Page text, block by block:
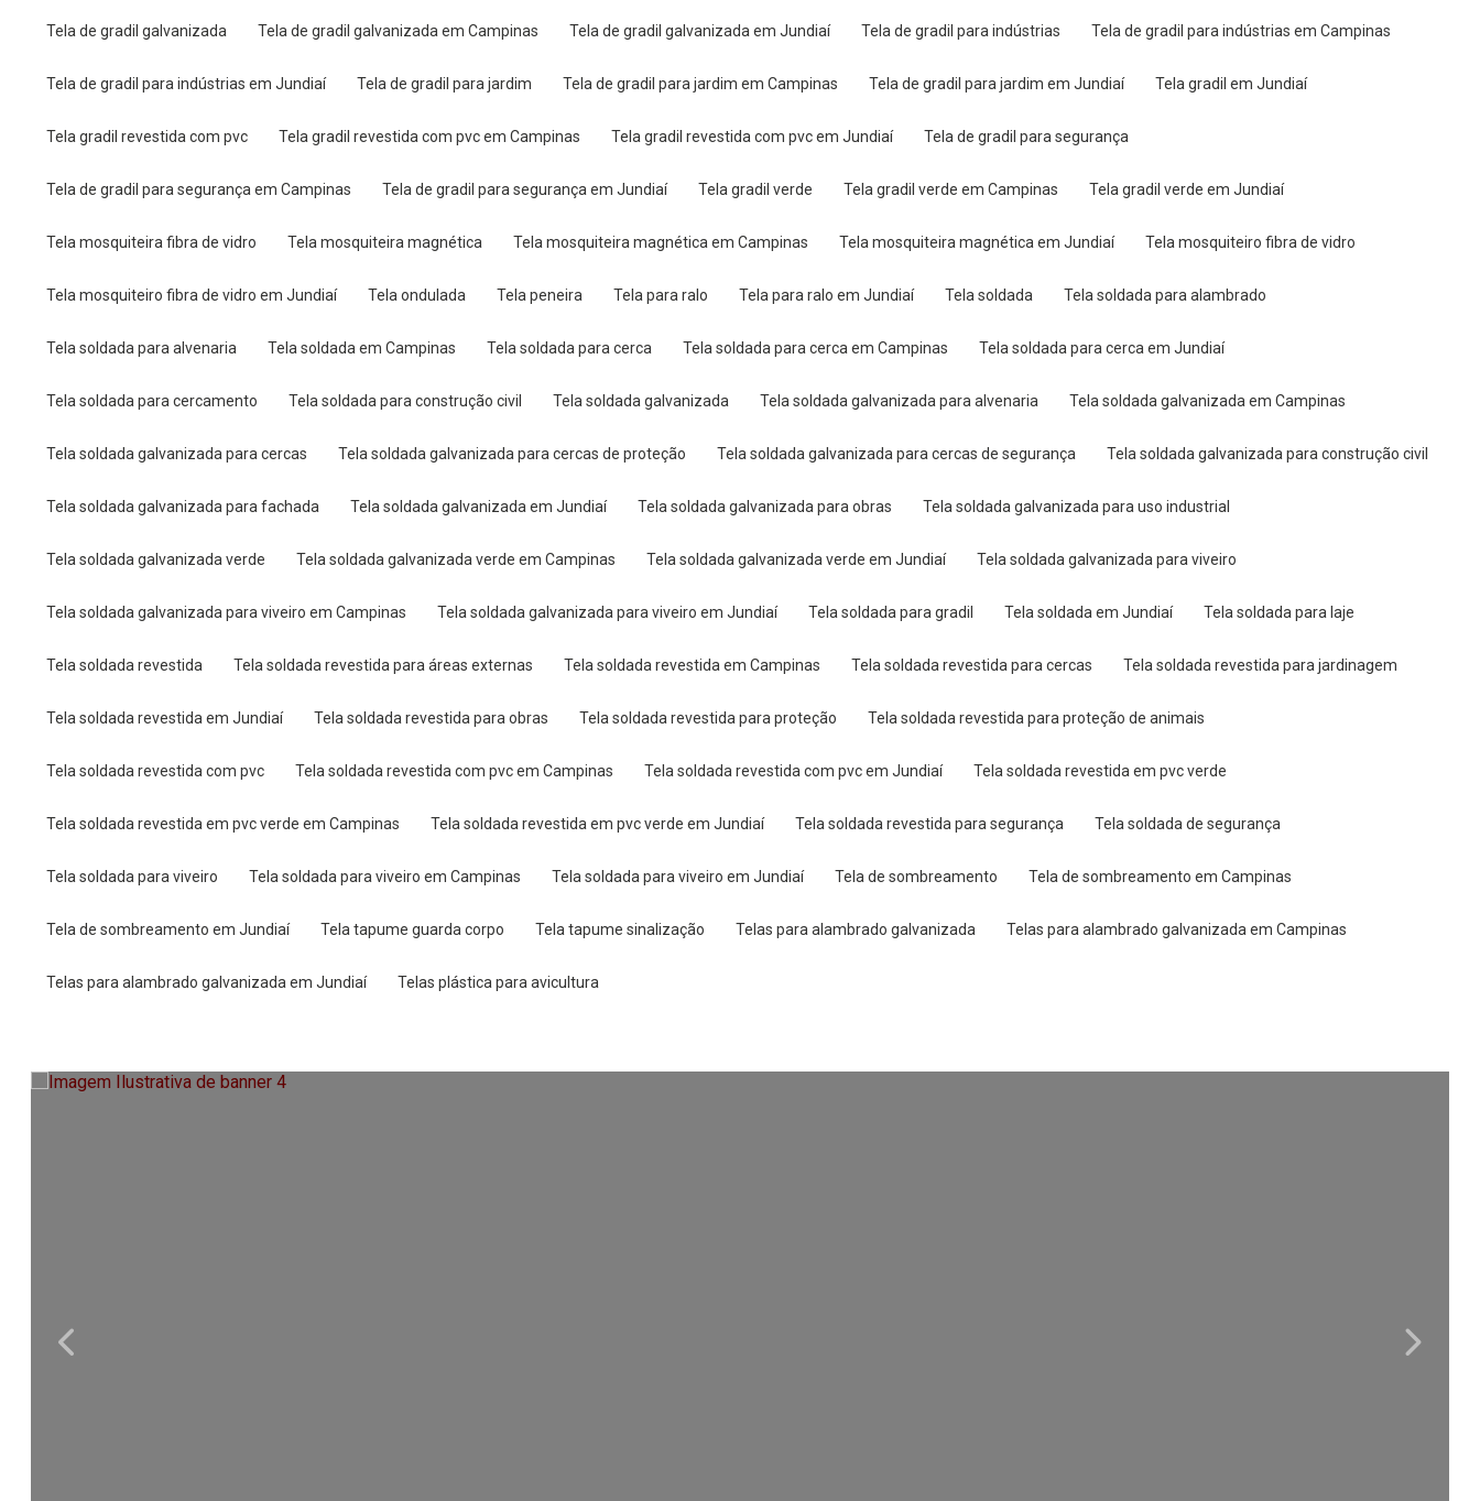
Tela de gradil galvanizada Tela de gradil galvanizada em Campinas Tela de gradil galvanizada em Jundiaí Tela de gradil para indústrias Tela de gradil para indústrias em Campinas
Tela de gradil para indústrias em Jundiaí Tela de gradil para jardim Tela de gradil para jardim em Campinas Tela de gradil para jardim em Jundiaí Tela gradil em Jundiaí
Tela gradil revestida com pvc Tela gradil revestida com pvc em Campinas Tela gradil revestida com pvc em Jundiaí Tela de gradil para segurança
Tela de gradil para segurança em Campinas Tela de gradil para segurança em Jundiaí Tela gradil verde Tela gradil verde em Campinas Tela gradil verde em Jundiaí
Tela mosquiteira fibra de vidro Tela mosquiteira magnética Tela mosquiteira magnética em Campinas Tela mosquiteira magnética em Jundiaí Tela mosquiteiro fibra de vidro
Tela mosquiteiro fibra de vidro em Jundiaí Tela ondulada Tela peneira Tela para ralo Tela para ralo em Jundiaí Tela soldada Tela soldada para alambrado
Tela soldada para alvenaria Tela soldada em Campinas Tela soldada para cerca Tela soldada para cerca em Campinas Tela soldada para cerca em Jundiaí
Tela soldada para cercamento Tela soldada para construção civil Tela soldada galvanizada Tela soldada galvanizada para alvenaria Tela soldada galvanizada em Campinas
Tela soldada galvanizada para cercas Tela soldada galvanizada para cercas de proteção Tela soldada galvanizada para cercas de segurança Tela soldada galvanizada para construção civil
Tela soldada galvanizada para fachada Tela soldada galvanizada em Jundiaí Tela soldada galvanizada para obras Tela soldada galvanizada para uso industrial
Tela soldada galvanizada verde Tela soldada galvanizada verde em Campinas Tela soldada galvanizada verde em Jundiaí Tela soldada galvanizada para viveiro
Tela soldada galvanizada para viveiro em Campinas Tela soldada galvanizada para viveiro em Jundiaí Tela soldada para gradil Tela soldada em Jundiaí Tela soldada para laje
Tela soldada revestida Tela soldada revestida para áreas externas Tela soldada revestida em Campinas Tela soldada revestida para cercas Tela soldada revestida para jardinagem
Tela soldada revestida em Jundiaí Tela soldada revestida para obras Tela soldada revestida para proteção Tela soldada revestida para proteção de animais
Tela soldada revestida com pvc Tela soldada revestida com pvc em Campinas Tela soldada revestida com pvc em Jundiaí Tela soldada revestida em pvc verde
Tela soldada revestida em pvc verde em Campinas Tela soldada revestida em pvc verde em Jundiaí Tela soldada revestida para segurança Tela soldada de segurança
Tela soldada para viveiro Tela soldada para viveiro em Campinas Tela soldada para viveiro em Jundiaí Tela de sombreamento Tela de sombreamento em Campinas
Tela de sombreamento em Jundiaí Tela tapume guarda corpo Tela tapume sinalização Telas para alambrado galvanizada Telas para alambrado galvanizada em Campinas
Telas para alambrado galvanizada em Jundiaí Telas plástica para avicultura